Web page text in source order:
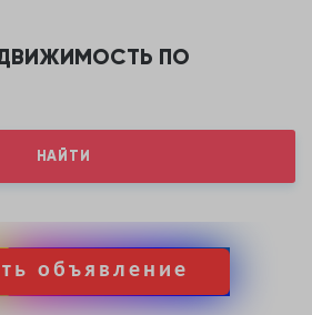
ПО
НАЙТИ